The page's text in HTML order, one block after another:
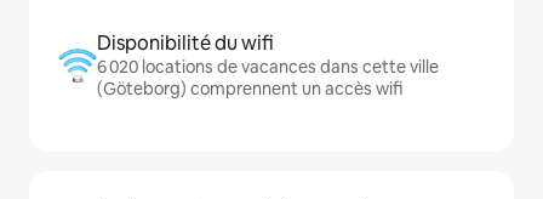
Disponibilité du wifi
6 020 locations de vacances dans cette ville
(Göteborg) comprennent un accès wifi